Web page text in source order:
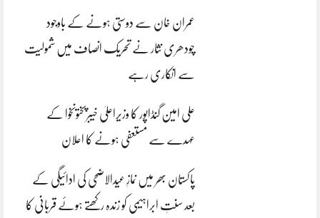
عمران خان سے دوستی ہونے کے باوجود
چودھری نثار نے تحریک انصاف میں شمولیت
سے انکاری رہے
علی امین گنڈاپور کا وزیراعلیٰ خیبرپختونخوا کے
عہدے سے مستعفی ہونے کا اعلان
پاکستان بھر میں نمازِ عیدالاضحی کی ادائیگی کے
بعد سنتِ ابراہیمی کو زندہ رکھتے ہوئے قربانی کا